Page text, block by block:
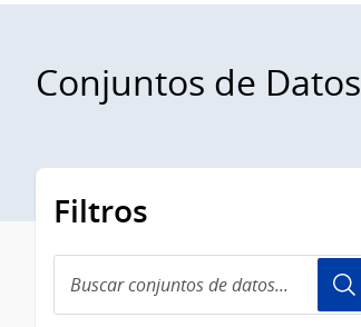
Conjuntos de Datos
Filtros
conjuntos
de